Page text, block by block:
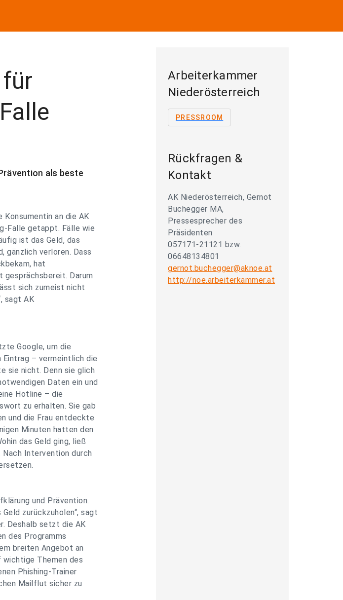
als beste
Konsumentin an die AK
Falle getappt. Fälle wie
ist das Geld, das
gänzlich verloren. Dass
hat
gesprächsbereit. Darum
sich zumeist nicht
sagt AK
Google, um die
– vermeintlich die
sie nicht. Denn sie glich
Daten ein und
Hotline – die
zu erhalten. Sie gab
und die Frau entdeckte
Minuten hatten den
das Geld ging, ließ
Nach Intervention durch
und Prävention.
zurückzuholen“, sagt
Deshalb setzt die AK
des Programms
breiten Angebot an
wichtige Themen des
Phishing-Trainer
Mailflut sicher zu
Arbeiterkammer
Niederösterreich
PRESSROOM
Rückfragen &
Kontakt
AK Niederösterreich, Gernot
Buchegger MA,
Pressesprecher des
Präsidenten
057171-21121 bzw.
06648134801
gernot.buchegger@aknoe.at
http://noe.arbeiterkammer.at